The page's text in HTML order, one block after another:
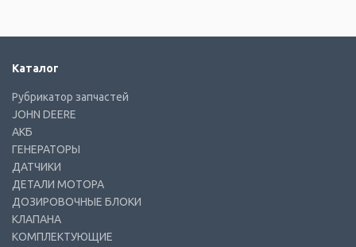
Каталог
Рубрикатор запчастей
JOHN DEERE
АКБ
ГЕНЕРАТОРЫ
ДАТЧИКИ
ДЕТАЛИ МОТОРА
ДОЗИРОВОЧНЫЕ БЛОКИ
КЛАПАНА
КОМПЛЕКТУЮЩИЕ